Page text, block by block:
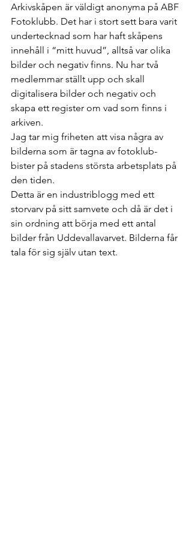
Arkivskåpen är väldigt anonyma på ABF
Fotoklubb. Det har i stort sett bara varit
undertecknad som har haft skåpens
innehåll i “mitt huvud”, alltså var olika
bilder och negativ finns. Nu har två
medlemmar ställt upp och skall
digitalisera bilder och negativ och
skapa ett register om vad som finns i
arkiven.
Jag tar mig friheten att visa några av
bilderna som är tagna av fotoklub-
bister på stadens största arbetsplats på
den tiden.
Detta är en industriblogg med ett
storvarv på sitt samvete och då är det i
sin ordning att börja med ett antal
bilder från Uddevallavarvet. Bilderna får
tala för sig själv utan text.